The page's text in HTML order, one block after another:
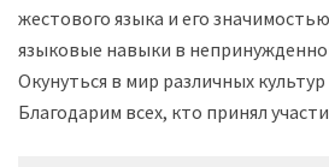
жестового языка и его
языковые навыки в
Окунуться в мир различных
Благодарим всех, кто принял